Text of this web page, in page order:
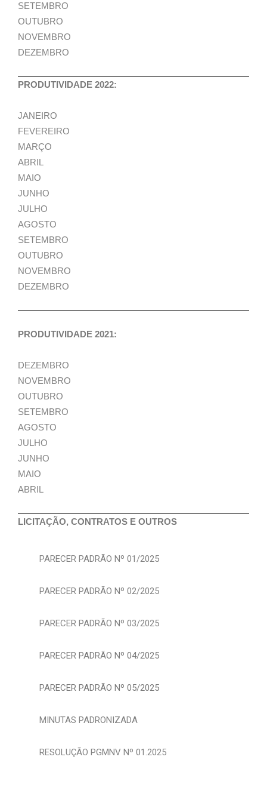
SETEMBRO
OUTUBRO
NOVEMBRO
DEZEMBRO
PRODUTIVIDADE 2022:
JANEIRO
FEVEREIRO
MARÇO
ABRIL
MAIO
JUNHO
JULHO
AGOSTO
SETEMBRO
OUTUBRO
NOVEMBRO
DEZEMBRO
PRODUTIVIDADE 2021:
DEZEMBRO
NOVEMBRO
OUTUBRO
SETEMBRO
AGOSTO
JULHO
JUNHO
MAIO
ABRIL
LICITAÇÃO, CONTRATOS E OUTROS
PARECER PADRÃO Nº 01/2025
PARECER PADRÃO Nº 02/2025
PARECER PADRÃO Nº 03/2025
PARECER PADRÃO Nº 04/2025
PARECER PADRÃO Nº 05/2025
MINUTAS PADRONIZADA
RESOLUÇÃO PGMNV Nº 01.2025